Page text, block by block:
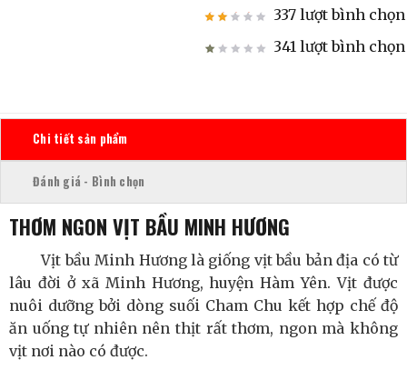
337 lượt bình chọn
341 lượt bình chọn
Chi tiết sản phẩm
Đánh giá - Bình chọn
THƠM NGON VỊT BẦU MINH HƯƠNG
Vịt bầu Minh Hương là giống vịt bầu bản địa có từ
lâu đời ở xã Minh Hương, huyện Hàm Yên. Vịt được
nuôi dưỡng bởi dòng suối Cham Chu kết hợp chế độ
ăn uống tự nhiên nên thịt rất thơm, ngon mà không
vịt nơi nào có được.